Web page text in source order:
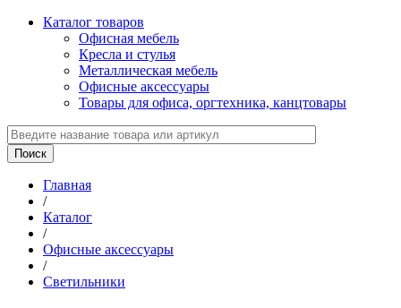
Каталог товаров
Офисная мебель
Кресла и стулья
Металлическая мебель
Офисные аксессуары
Товары для офиса, оргтехника, канцтовары
Главная
/
Каталог
/
Офисные аксессуары
/
Светильники